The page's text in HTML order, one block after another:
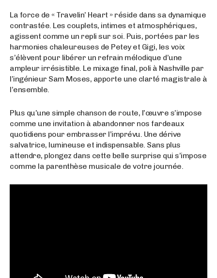
La force de « Travelin’ Heart » réside dans sa dynamique
contrastée. Les couplets, intimes et atmosphériques,
agissent comme un repli sur soi. Puis, portées par les
harmonies chaleureuses de Petey et Gigi, les voix
s’élèvent pour libérer un refrain mélodique d’une
ampleur irrésistible. Le mixage final, poli à Nashville par
l’ingénieur Sam Moses, apporte une clarté magistrale à
l’ensemble.
Plus qu’une simple chanson de route, l’œuvre s’impose
comme une invitation à abandonner nos fardeaux
quotidiens pour embrasser l’imprévu. Une dérive
salvatrice, lumineuse et indispensable. Sans plus
attendre, plongez dans cette belle surprise qui s’impose
comme la parenthèse musicale de votre journée.